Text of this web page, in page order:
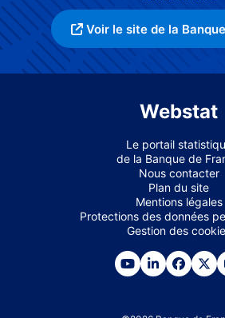
Voir le site de la
Webstat
Le portail
de la Banque de
Nous contacter
Plan du site
Mentions légales
Protections des données
Gestion des